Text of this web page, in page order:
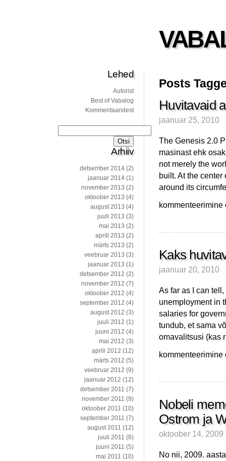
Posts
Huvitavaid
jaanuar 25, 2010
The Genesis 2.0
masinast ehk
not merely the
built. At the
around its
Huvitavaid
Kaks
jaanuar 20, 2010
As far as I can
unemployment in
salaries for
tundub, et sama
omavalitsusi (kas
Kaks
ehk
ja
arstiabist
Nobeli
Ostrom ja
oktoober 14, 2009
No nii, 2009.
Lehed
Autorist
Best of Vabalog
Kommentaaridest
Arhiiv
detsember 2014 (2)
jaanuar 2014 (1)
november 2013 (2)
oktoober 2013 (4)
august 2013 (4)
juuli 2013 (3)
mai 2013 (2)
aprill 2013 (2)
märts 2013 (2)
veebruar 2013 (3)
jaanuar 2013 (1)
detsember 2012 (2)
november 2012 (7)
oktoober 2012 (4)
september 2012 (4)
august 2012 (3)
juuli 2012 (1)
juuni 2012 (4)
mai 2012 (3)
aprill 2012 (12)
märts 2012 (5)
veebruar 2012 (9)
jaanuar 2012 (12)
detsember 2011 (7)
november 2011 (9)
oktoober 2011 (10)
september 2011 (7)
august 2011 (12)
juuli 2011 (8)
juuni 2011 (5)
mai 2011 (10)